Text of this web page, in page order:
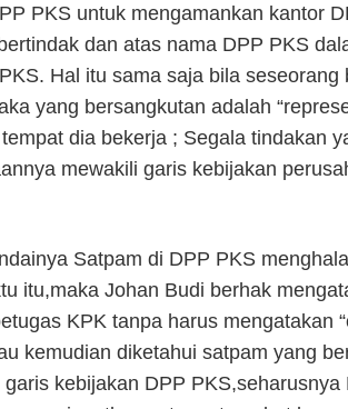
PKS untuk mengamankan kantor
dan atas nama DPP PKS
Hal itu sama saja bila seseorang
yang bersangkutan adalah
dia bekerja ; Segala tindakan
mewakili garis kebijakan
Satpam di DPP PKS
itu,maka Johan Budi berhak
KPK tanpa harus mengatakan
kemudian diketahui satpam yang
kebijakan DPP PKS,seharusnya